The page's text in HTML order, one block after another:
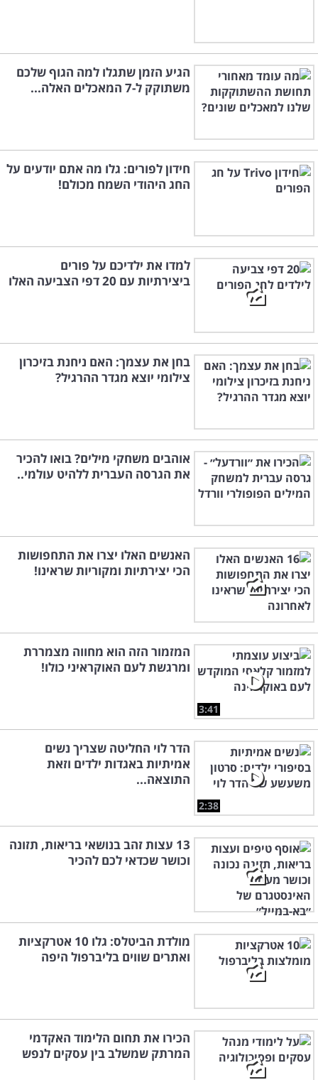
הגיע הזמן שתגלו למה הגוף שלכם
משתוקק ל-7 המאכלים האלה...
חידון לפורים: גלו מה אתם יודעים על
החג היהודי השמח מכולם!
למדו את ילדיכם על פורים
ביצירתיות עם 20 דפי הצביעה האלו
בחן את עצמך: האם ניחנת בזיכרון
צילומי יוצא מגדר ההרגיל?
אוהבים משחקי מילים? בואו להכיר
את הגרסה העברית ללהיט עולמי..
האנשים האלו יצרו את התחפושות
הכי יצירתיות ומקוריות שראינו!
3:41
המזמור הזה הוא מחווה מצמררת
ומרגשת לעם האוקראיני כולו!
2:38
הדר לוי החליטה שצריך נשים
אמיתיות באגדות ילדים וזאת
התוצאה...
13 עצות זהב בנושאי בריאות, תזונה
וכושר שכדאי לכם להכיר
מולדת הביטלס: גלו 10 אטרקציות
ואתרים שווים בליברפול היפה
הכירו את תחום הלימוד האקדמי
המרתק שמשלב בין עסקים לנפש